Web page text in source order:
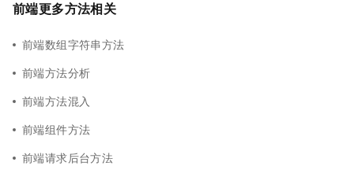
前端更多方法相关
前端数组字符串方法
前端方法分析
前端方法混入
前端组件方法
前端请求后台方法